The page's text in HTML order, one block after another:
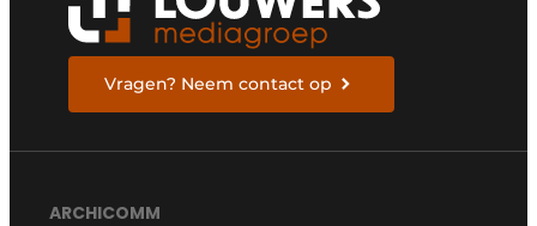
Vragen? Neem contact op
ARCHICOMM